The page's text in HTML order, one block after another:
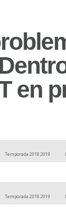
en
Temporada 2018 2019
Temporada 2018 2019